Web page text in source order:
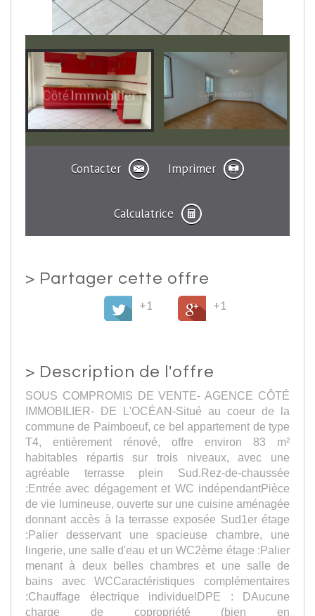
Contacter Imprimer
Calculatrice
> Partager cette offre
+1
+1
> Description de l'offre
SOUS COMPROMIS DE VENTE- AGENCE CÔTÉ
IMMOBILIER- DE L'OCÉAN-Situé au coeur de la
commune de Paimboeuf, ce bel appartement de type
T4, entièrement rénové, offre environ 83 m²
habitables répartis sur trois niveaux, avec une
agréable terrasse plein Sud.Rez-de-chaussée
:Entrée avec dégagement et WC indépendantPièce
de vie lumineuse, ouverte sur une cuisine aménagée
donnant accès à la terrasse exposée Sud1er étage
:Palier desservant une spacieuse chambre, une
lingerie, une salle d'eau et un WC2ème étage :Palier
menant à deux belles chambres et une salle de
bains avec WCCaractéristiques complémentaires
:Chauffage électrique individuelDPE : DAucune
charge de copropriété (bien en